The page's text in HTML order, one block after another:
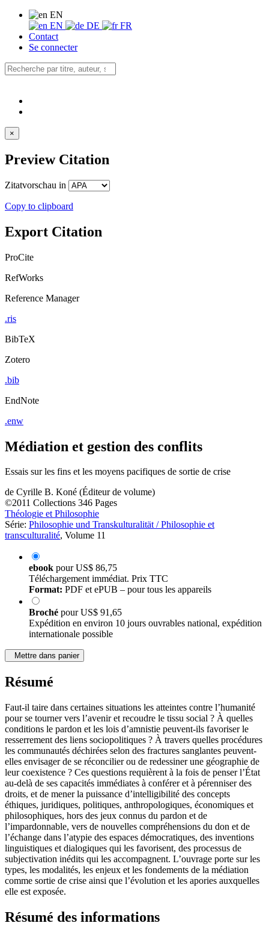
EN
EN
DE
FR
Contact
Se connecter
×
Preview Citation
Zitatvorschau in
Copy to clipboard
Export Citation
ProCite
RefWorks
Reference Manager
.ris
BibTeX
Zotero
.bib
EndNote
.enw
Médiation et gestion des conflits
Essais sur les fins et les moyens pacifiques de sortie de crise
de Cyrille B. Koné (Éditeur de volume)
©2011 Collections 346 Pages
Théologie et Philosophie
Série: Philosophie und Transkulturalität / Philosophie et
transculturalité, Volume 11
ebook pourUS$ 86,75
Téléchargement immédiat. Prix TTC
Format: PDF et ePUB – pour tous les appareils
Broché pourUS$ 91,65
Expédition en environ 10 jours ouvrables national, expédition
internationale possible
Mettre dans panier
Résumé
Faut-il taire dans certaines situations les atteintes contre l’humanité
pour se tourner vers l’avenir et recoudre le tissu social ? À quelles
conditions le pardon et les lois d’amnistie peuvent-ils favoriser le
resserrement des liens sociopolitiques ? À travers quelles procédures
les communautés déchirées selon des fractures sanglantes peuvent-
elles envisager de se réconcilier ou de redessiner une géographie de
leur coexistence ? Ces questions requièrent à la fois de penser l’État
au-delà de ses capacités immédiates à conférer et à pérenniser des
droits, et de mener la puissance d’intelligibilité des concepts
éthiques, juridiques, politiques, anthropologiques, économiques et
philosophiques, hors des jeux connus du pardon et de
l’impardonnable, vers de nouvelles compréhensions du don et de
l’échange dans l’atypie des espaces démocratiques, des inventions
linguistiques et dialogiques qui les favorisent, des processus de
subjectivation inédits qui les accompagnent. L’ouvrage porte sur les
types, les modalités, les enjeux et les fondements de la médiation
comme sortie de crise ainsi que l’évolution et les apories auxquelles
elle est exposée.
Résumé des informations